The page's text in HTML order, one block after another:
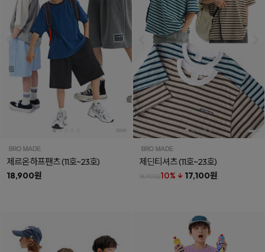
제르온하프팬츠(11호~23호)
18,900원
제딘티셔츠(11호~23호)
18,900원10% ↓ 17,100원